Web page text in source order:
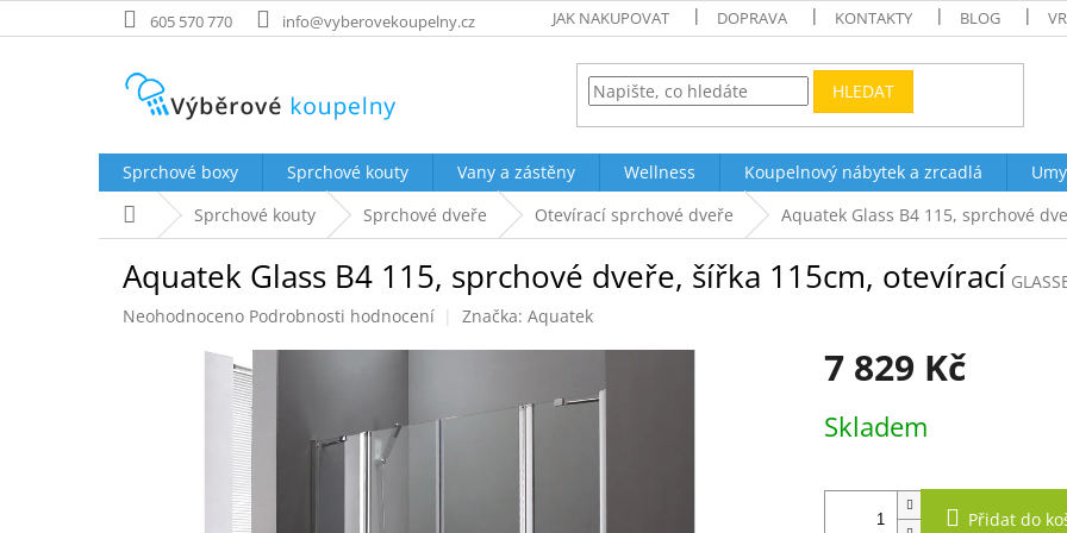
na
605 570 770 info@vyberovekoupelny.cz JAK NAKUPOVAT DOPRAVA KONTAKTY BLOG
HLEDAT
Sprchové boxy Sprchové kouty Vany a zástěny Wellness Koupelnový nábytek a zrcadlá
Domů Sprchové kouty Sprchové dveře Otevírací sprchové dveře Aquatek Glass B4 115, sprchové
Aquatek Glass B4 115, sprchové dveře, šířka 115cm, otevírací
Průměrné
Neohodnoceno Podrobnosti hodnocení Značka: Aquatek
7 829 Kč
cena:
Skladem
Přidat do